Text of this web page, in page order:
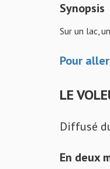
Synopsis
Sur un lac,
Pour aller
LE
Diffusé
En deux